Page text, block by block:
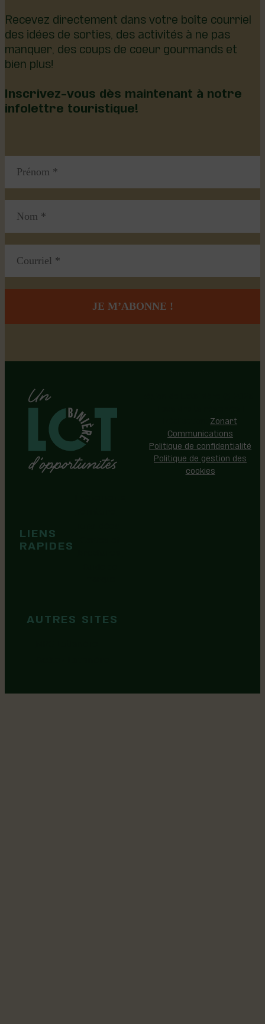
Recevez directement dans votre boîte courriel
des idées de sorties, des activités à ne pas
manquer, des coups de coeur gourmands et
bien plus!
Inscrivez-vous dès maintenant à notre
infolettre touristique!
LIENS
RAPIDES
AUTRES SITES
Zonart
Communications
Politique de confidentialité
Politique de gestion des
cookies